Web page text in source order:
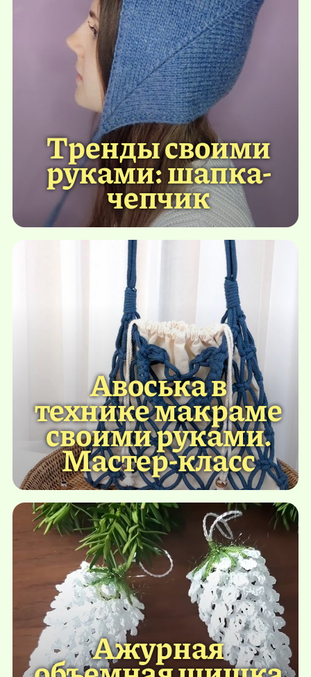
Тренды своими
руками: шапка-
чепчик
Авоська в
технике макраме
своими руками.
Мастер-класс
Ажурная